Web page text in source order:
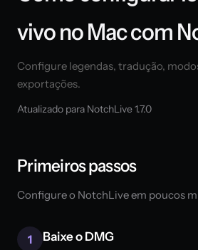
vivo no Mac com
Configure legendas, tradução,
exportações.
Atualizado para NotchLive 1.7.0
Primeiros passos
Configure o NotchLive em poucos
1 Baixe o DMG